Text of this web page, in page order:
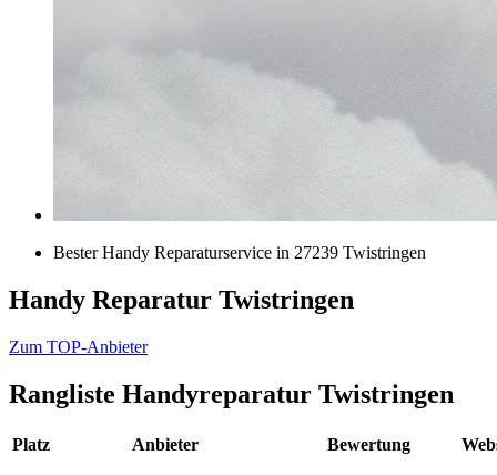
Bester Handy Reparaturservice in 27239 Twistringen
Handy Reparatur Twistringen
Zum TOP-Anbieter
Rangliste Handyreparatur Twistringen
Platz Anbieter Bewertung